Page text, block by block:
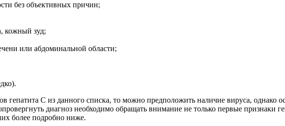
без объективных причин;
кожный зуд;
или абдоминальной области;
гепатита С из данного списка, то можно предположить наличие вируса, однако
диагноз необходимо обращать внимание не только первые признаки
более подробно ниже.